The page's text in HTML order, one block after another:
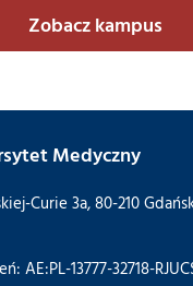
Zobacz kampus
Medyczny
Curie 3a, 80-210
AE:PL-13777-32718-